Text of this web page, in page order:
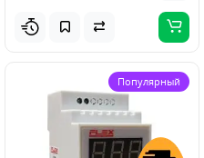
Популярный